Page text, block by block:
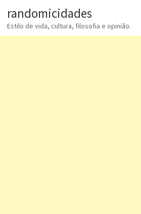
randomicidades
Estilo de vida, cultura, filosofia e opinião.